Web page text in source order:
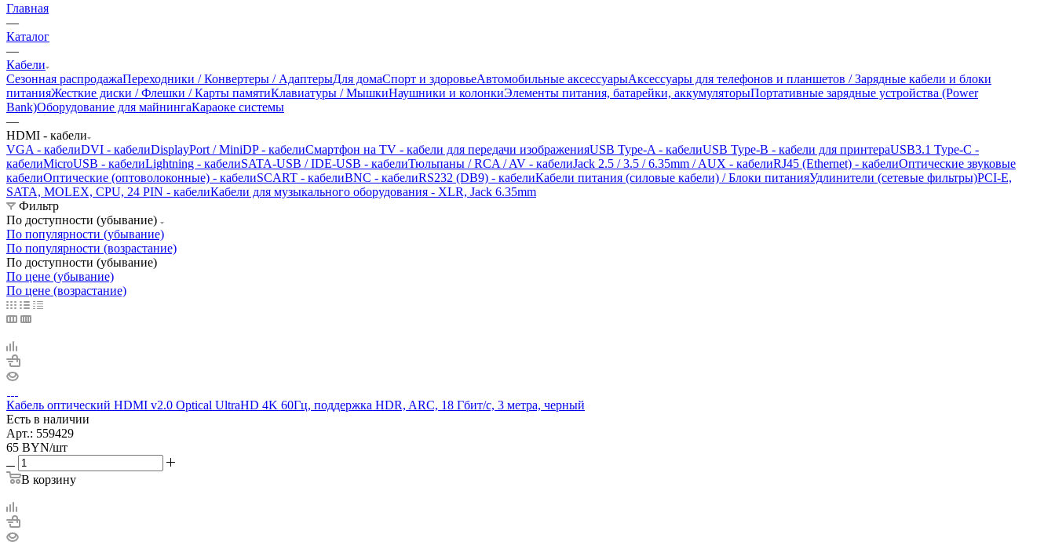
Главная
—
Каталог
—
Кабели
Сезонная распродажаПереходники / Конвертеры / АдаптерыДля домаСпорт и здоровьеАвтомобильные аксессуарыАксессуары для телефонов и планшетов / Зарядные кабели и блоки
питанияЖесткие диски / Флешки / Карты памятиКлавиатуры / МышкиНаушники и колонкиЭлементы питания, батарейки, аккумуляторыПортативные зарядные устройства (Power
Bank)Оборудование для майнингаКараоке системы
—
HDMI - кабели
VGA - кабелиDVI - кабелиDisplayPort / MiniDP - кабелиСмартфон на TV - кабели для передачи изображенияUSB Type-A - кабелиUSB Type-B - кабели для принтераUSB3.1 Type-C -
кабелиMicroUSB - кабелиLightning - кабелиSATA-USB / IDE-USB - кабелиТюльпаны / RCA / AV - кабелиJack 2.5 / 3.5 / 6.35mm / AUX - кабелиRJ45 (Ethernet) - кабелиОптические звуковые
кабелиОптические (оптоволоконные) - кабелиSCART - кабелиBNC - кабелиRS232 (DB9) - кабелиКабели питания (силовые кабели) / Блоки питанияУдлинители (сетевые фильтры)PCI-E,
SATA, MOLEX, CPU, 24 PIN - кабелиКабели для музыкального оборудования - XLR, Jack 6.35mm
Фильтр
По доступности (убывание)
По популярности (убывание)
По популярности (возрастание)
По доступности (убывание)
По цене (убывание)
По цене (возрастание)
Кабель оптический HDMI v2.0 Optical UltraHD 4K 60Гц, поддержка HDR, ARC, 18 Гбит/с, 3 метра, черный
Есть в наличии
Арт.: 559429
65 BYN/шт
В корзину